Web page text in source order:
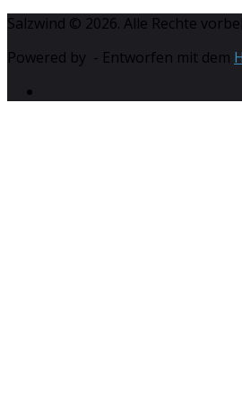
Salzwind © 2026. Alle Rechte
Powered by - Entworfen mit dem